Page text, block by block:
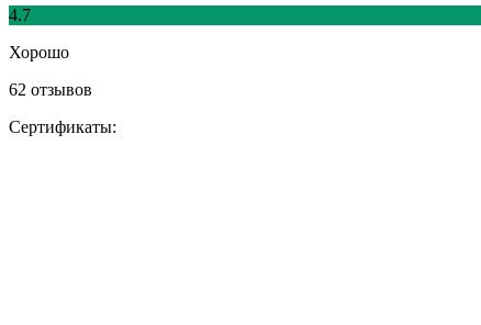
4.7
Хорошо
62 отзывов
Сертификаты: